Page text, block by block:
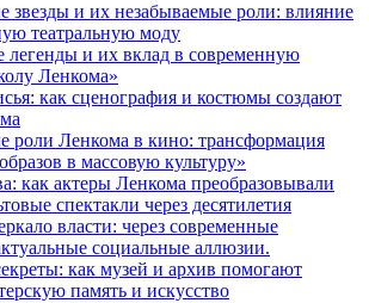
звезды и их незабываемые роли: влияние
театральную моду
легенды и их вклад в современную
Ленкома»
как сценография и костюмы создают
роли Ленкома в кино: трансформация
в массовую культуру»
как актеры Ленкома преобразовывали
спектакли через десятилетия
власти: через современные
социальные аллюзии.
как музей и архив помогают
память и искусство